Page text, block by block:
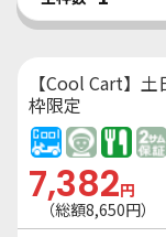
【Cool Cart】
枠限定
7,382円
（総額8,650円）